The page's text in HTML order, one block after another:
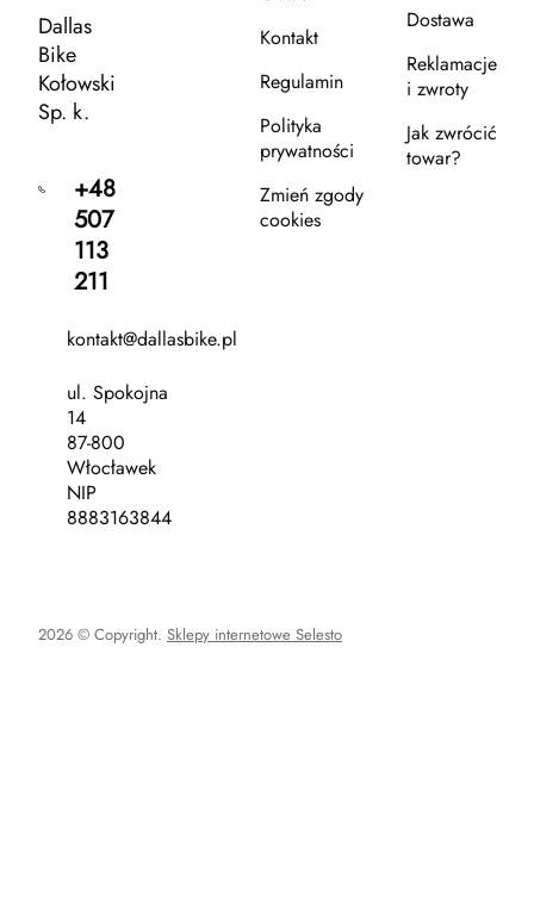
Dallas
Bike
Kołowski
Sp. k.
+48
507
113
211
kontakt@dallasbike.pl
ul. Spokojna
14
87-800
Włocławek
NIP
8883163844
Kontakt
Regulamin
Polityka
prywatności
Zmień zgody
cookies
Dostawa
Reklamacje
i zwroty
Jak zwrócić
towar?
2026 © Copyright. Sklepy internetowe Selesto